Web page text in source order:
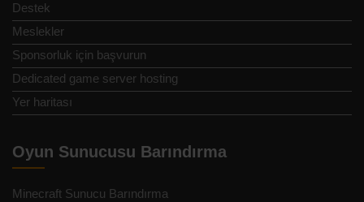
Destek
Meslekler
Sponsorluk için başvurun
Dedicated game server hosting
Yer haritası
Oyun Sunucusu Barındırma
Minecraft Sunucu Barındırma